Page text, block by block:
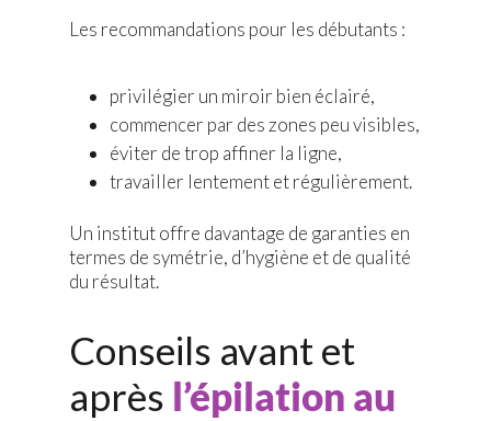
Les recommandations pour les débutants :
privilégier un miroir bien éclairé,
commencer par des zones peu visibles,
éviter de trop affiner la ligne,
travailler lentement et régulièrement.
Un institut offre davantage de garanties en
termes de symétrie, d’hygiène et de qualité
du résultat.
Conseils avant et
après l’épilation au